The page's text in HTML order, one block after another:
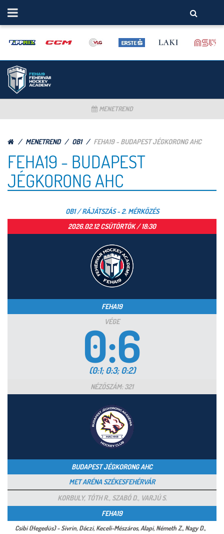
MENETREND
MENETREND OB1 FEHA19 - BUDAPEST JÉGKORONG AHC
FEHA19 - BUDAPEST
JÉGKORONG AHC
OB1 / RÁJÁTSZÁS - 2. MÉRKŐZÉS
2026.02.12 CSÜTÖRTÖK / 18:30
FEHA19
VÉGE
0:6
(0:1; 0:3; 0:2)
NÉZŐSZÁM: 321
BUDAPEST JÉGKORONG AHC
MET ARÉNA SZÉKESFEHÉRVÁR
KORBULY, TÓTH R., SZABÓ D., VARJÚ S.
FEHA19
Csibi (Hegedüs) - Sivrin, Dóczi, Keceli-Mészáros, Alapi, Németh Z., Nagy D.,